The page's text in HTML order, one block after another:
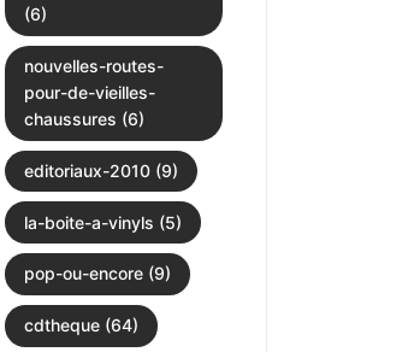
(6)
nouvelles-routes-
pour-de-vieilles-
chaussures (6)
editoriaux-2010 (9)
la-boite-a-vinyls (5)
pop-ou-encore (9)
cdtheque (64)